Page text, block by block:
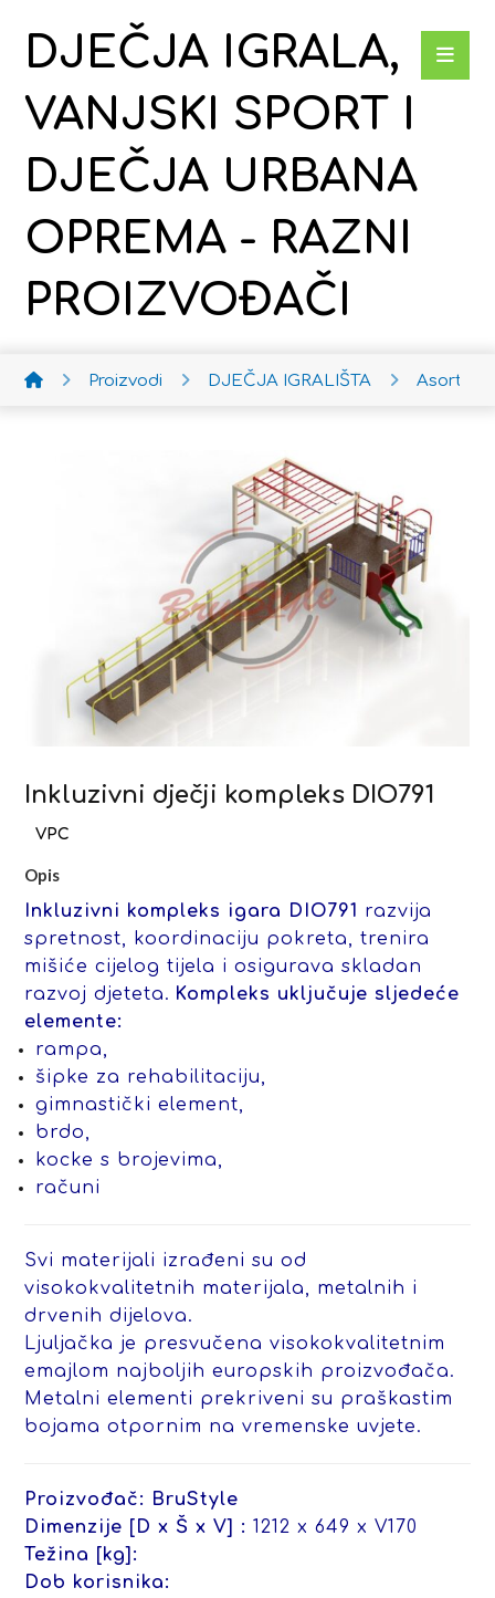
DJEČJA IGRALA,
VANJSKI SPORT I
DJEČJA URBANA
OPREMA - RAZNI
PROIZVOĐAČI
Proizvodi DJEČJA IGRALIŠTA
Inkluzivni dječji kompleks DIO791
Opis
Inkluzivni kompleks igara DIO791 razvija
spretnost, koordinaciju pokreta, trenira
mišiće cijelog tijela i osigurava skladan
razvoj djeteta. Kompleks uključuje sljedeće
elemente:
rampa,
šipke za rehabilitaciju,
gimnastički element,
brdo,
kocke s brojevima,
računi
Svi materijali izrađeni su od
visokokvalitetnih materijala, metalnih i
drvenih dijelova.
Ljuljačka je presvučena visokokvalitetnim
emajlom najboljih europskih proizvođača.
Metalni elementi prekriveni su praškastim
bojama otpornim na vremenske uvjete.
Proizvođač: BruStyle
Dimenzije [D x Š x V] : 1212 x 649 x V170
Težina [kg]:
Dob korisnika: